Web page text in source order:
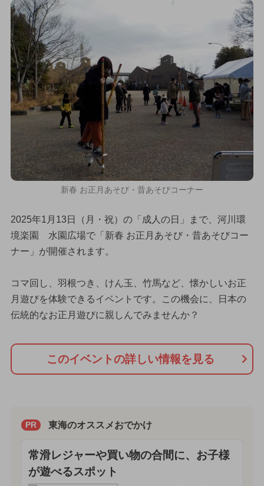
新春 お正月あそび・昔あそびコーナー
2025年1月13日（月・祝）の「成人の日」まで、河川環
境楽園 水園広場で「新春 お正月あそび・昔あそびコー
ナー」が開催されます。
コマ回し、羽根つき、けん玉、竹馬など、懐かしいお正
月遊びを体験できるイベントです。この機会に、日本の
伝統的なお正月遊びに親しんでみませんか？
このイベントの詳しい情報を見る
PR 東海のオススメおでかけ
常滑レジャーや買い物の合間に、お子様
が遊べるスポット